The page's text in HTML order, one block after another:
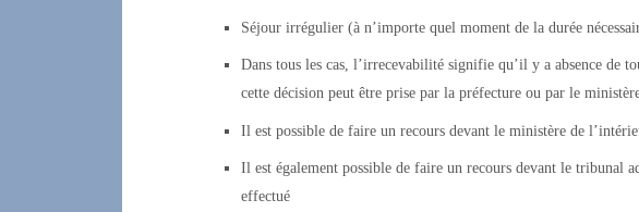
Séjour irrégulier (à n’importe quel moment de la durée
Dans tous les cas, l’irrecevabilité signifie qu’il y a absence de
cette décision peut être prise par la préfecture ou par le
Il est possible de faire un recours devant le ministère de
Il est également possible de faire un recours devant le tribunal
effectué